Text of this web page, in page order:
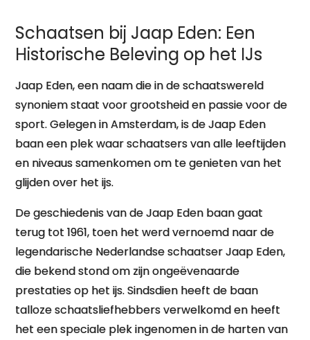
Schaatsen bij Jaap Eden: Een
Historische Beleving op het IJs
Jaap Eden, een naam die in de schaatswereld
synoniem staat voor grootsheid en passie voor de
sport. Gelegen in Amsterdam, is de Jaap Eden
baan een plek waar schaatsers van alle leeftijden
en niveaus samenkomen om te genieten van het
glijden over het ijs.
De geschiedenis van de Jaap Eden baan gaat
terug tot 1961, toen het werd vernoemd naar de
legendarische Nederlandse schaatser Jaap Eden,
die bekend stond om zijn ongeëvenaarde
prestaties op het ijs. Sindsdien heeft de baan
talloze schaatsliefhebbers verwelkomd en heeft
het een speciale plek ingenomen in de harten van